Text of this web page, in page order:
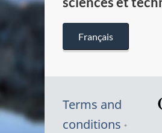
Français
Terms and
conditions